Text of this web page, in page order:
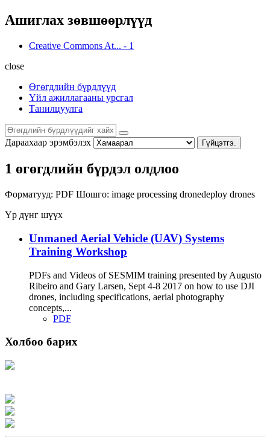
Ашиглах зөвшөөрлүүд
Creative Commons At... - 1
close
Өгөгдлийн бүрдлүүд
Үйл ажиллагааны урсгал
Танилцуулга
Дараахаар эрэмбэлэх Гүйцэтгэ.
1 өгөгдлийн бүрдэл олдлоо
Форматууд: PDF Шошго: image processing dronedeploy drones
Үр дүнг шүүх
Unmaned Aerial Vehicle (UAV) Systems
Training Workshop
PDFs and Videos of SESMIM training presented by Augusto
Ribeiro and Gary Larsen, Sept 4-8 2017 on how to use DJI
drones, including specifications, aerial photography
concepts,...
PDF
Холбоо барих